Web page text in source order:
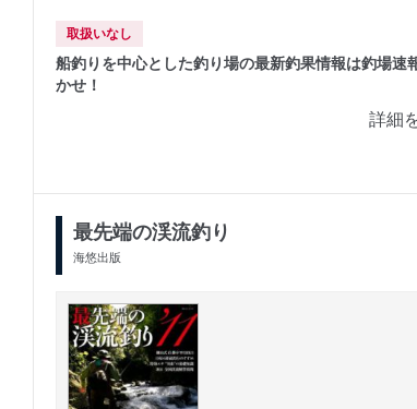
取扱いなし
船釣りを中心とした釣り場の最新釣果情報は釣場速
かせ！
詳細
最先端の渓流釣り
海悠出版